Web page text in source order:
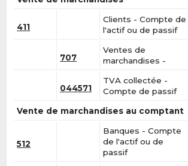
411
Clients - Compte de
l'actif ou de passif
707
Ventes de
marchandises -
044571
TVA collectée -
Compte de passif
Vente de marchandises au comptant
512
Banques - Compte
de l'actif ou de
passif